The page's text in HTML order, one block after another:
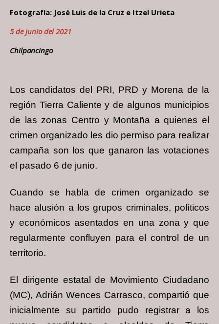
Fotografía: José Luis de la Cruz e Itzel Urieta
5 de junio del 2021
Chilpancingo
Los candidatos del PRI, PRD y Morena de la
región Tierra Caliente y de algunos municipios
de las zonas Centro y Montaña a quienes el
crimen organizado les dio permiso para realizar
campaña son los que ganaron las votaciones
el pasado 6 de junio.
Cuando se habla de crimen organizado se
hace alusión a los grupos criminales, políticos
y económicos asentados en una zona y que
regularmente confluyen para el control de un
territorio.
El dirigente estatal de Movimiento Ciudadano
(MC), Adrián Wences Carrasco, compartió que
inicialmente su partido pudo registrar a los